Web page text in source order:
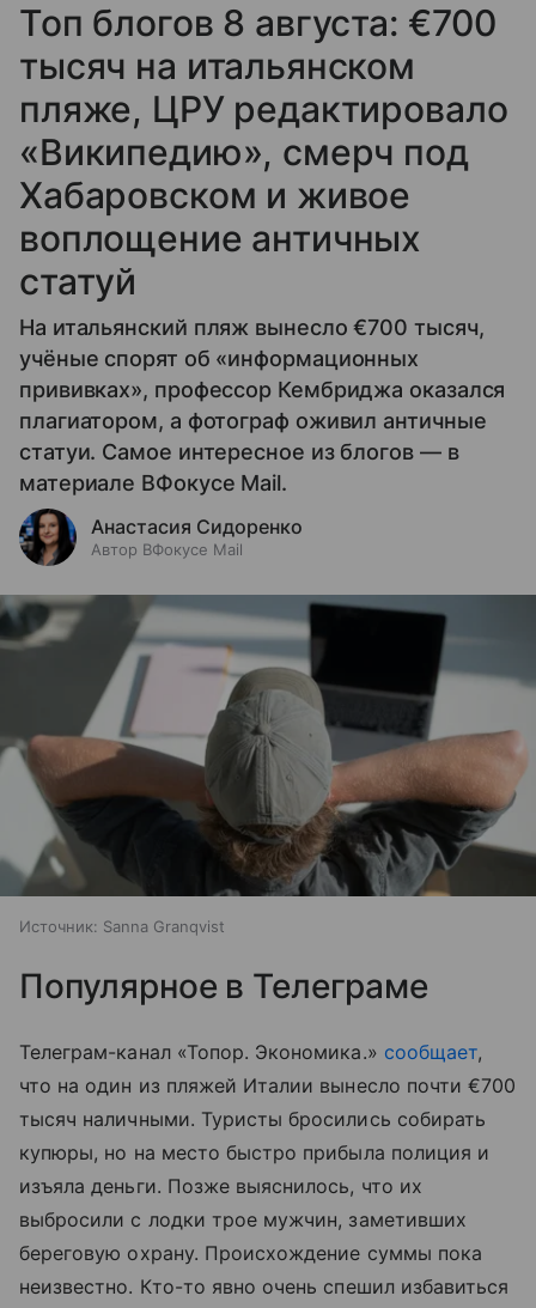
Топ блогов 8 августа: €700
тысяч на итальянском
пляже, ЦРУ редактировало
«Википедию», смерч под
Хабаровском и живое
воплощение античных
статуй
На итальянский пляж вынесло €700 тысяч,
учёные спорят об «информационных
прививках», профессор Кембриджа оказался
плагиатором, а фотограф оживил античные
статуи. Самое интересное из блогов — в
материале ВФокусе Mail.
Анастасия Сидоренко
Автор ВФокусе Mail
Источник: Sanna Granqvist
Популярное в Телеграме
Телеграм-канал «Топор. Экономика.» сообщает,
что на один из пляжей Италии вынесло почти €700
тысяч наличными. Туристы бросились собирать
купюры, но на место быстро прибыла полиция и
изъяла деньги. Позже выяснилось, что их
выбросили с лодки трое мужчин, заметивших
береговую охрану. Происхождение суммы пока
неизвестно. Кто-то явно очень спешил избавиться